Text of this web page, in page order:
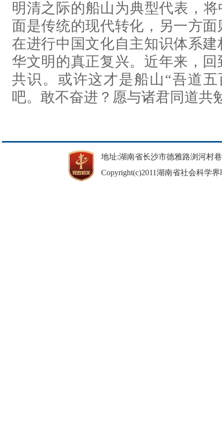
明清之际的船山为典型代表，
面是传统的现代转化，另一方
在进行中国文化自主知识体系
华文明的真正复兴。近年来，
共识。或许这才是船山“吾道
吧。敢不奋进？愿与诸君同道共
地址:湖南省长沙市德雅路浏河村
Copyright(c)2011湖南省社会科学